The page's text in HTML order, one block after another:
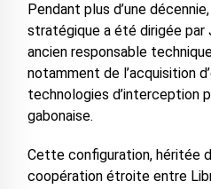
Pendant plus d’une
stratégique a été dirigée par
ancien responsable
notamment de l’acquisition
technologies d’interception
gabonaise.
Cette configuration, héritée
coopération étroite entre